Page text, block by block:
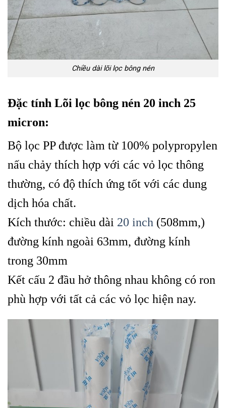
Chiều dài lõi lọc bông nén
Đặc tính Lõi lọc bông nén 20 inch 25
micron:
Bộ lọc PP được làm từ 100% polypropylen
nấu chảy thích hợp với các vỏ lọc thông
thường, có độ thích ứng tốt với các dung
dịch hóa chất.
Kích thước: chiều dài 20 inch (508mm,)
đường kính ngoài 63mm, đường kính
trong 30mm
Kết cấu 2 đầu hở thông nhau không có ron
phù hợp với tất cả các vỏ lọc hiện nay.